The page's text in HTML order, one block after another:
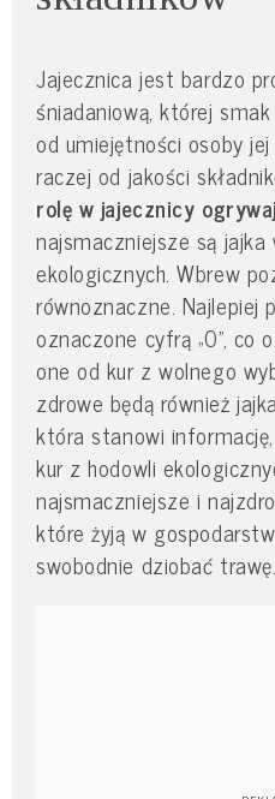
Jajecznica jest bardzo
śniadaniową, której
od umiejętności osoby
raczej od jakości
rolę w jajecznicy
najsmaczniejsze są
ekologicznych. Wbrew
równoznaczne. Najlepiej
oznaczone cyfrą „0”, co
one od kur z wolnego
zdrowe będą również
która stanowi
kur z hodowli
najsmaczniejsze i
które żyją w
swobodnie dziobać trawę.